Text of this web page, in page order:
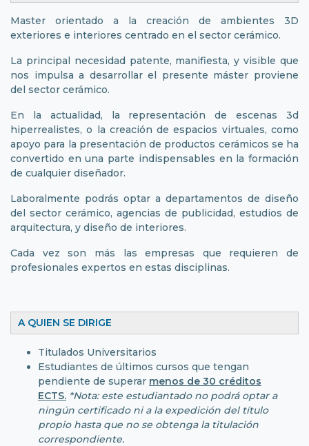
Master orientado a la creación de ambientes 3D
exteriores e interiores centrado en el sector cerámico.
La principal necesidad patente, manifiesta, y visible que
nos impulsa a desarrollar el presente máster proviene
del sector cerámico.
En la actualidad, la representación de escenas 3d
hiperrealistes, o la creación de espacios virtuales, como
apoyo para la presentación de productos cerámicos se ha
convertido en una parte indispensables en la formación
de cualquier diseñador.
Laboralmente podrás optar a departamentos de diseño
del sector cerámico, agencias de publicidad, estudios de
arquitectura, y diseño de interiores.
Cada vez son más las empresas que requieren de
profesionales expertos en estas disciplinas.
A QUIEN SE DIRIGE
Titulados Universitarios
Estudiantes de últimos cursos que tengan
pendiente de superar menos de 30 créditos
ECTS. *Nota: este estudiantado no podrá optar a
ningún certificado ni a la expedición del título
propio hasta que no se obtenga la titulación
correspondiente.